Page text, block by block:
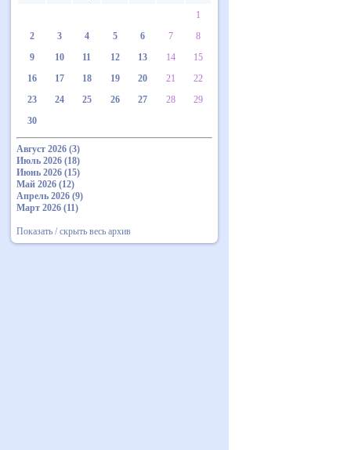
1
2
3 4 5 6 7
8
9
10 11 12 13 14
15
16
17 18 19 20 21
22
23
24 25 26 27 28
29
30
Август 2026 (3)
Июль 2026 (18)
Июнь 2026 (15)
Май 2026 (12)
Апрель 2026 (9)
Март 2026 (11)
Показать / скрыть весь архив